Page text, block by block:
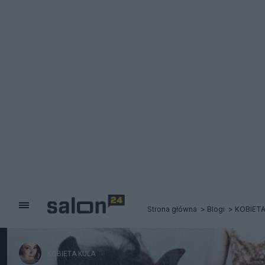
Strona główna Blogi
KOBIETA KULA